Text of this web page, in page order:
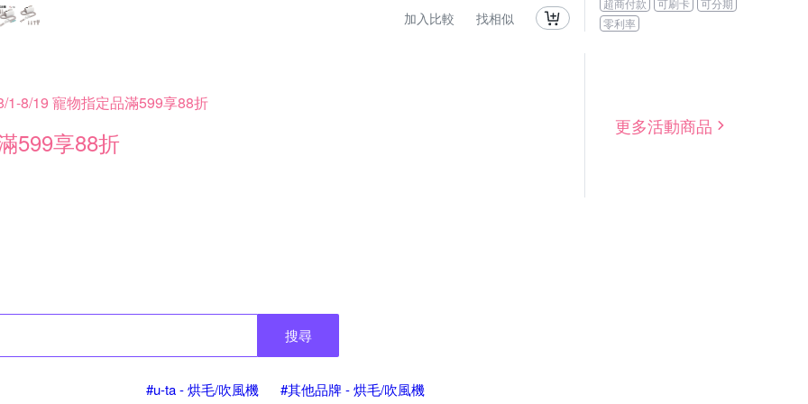
加入比較 找相似
超商付款 可刷卡
可分期
零利率
1-8/19 寵物指定品滿599享88折
599享88折
更多活動商品
搜尋
#u-ta - 烘毛/吹風機 #其他品牌 - 烘毛/吹風機